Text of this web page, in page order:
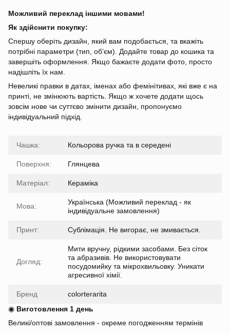
Можливий переклад іншими мовами!
Як здійснити покупку:
Спершу оберіть дизайн, який вам подобається, та вкажіть
потрібні параметри (тип, об’єм). Додайте товар до кошика та
завершіть оформлення. Якщо бажаєте додати фото, просто
надішліть їх нам.
Невеликі правки в датах, іменах або фемінітивах, які вже є на
принті, не змінюють вартість. Якщо ж хочете додати щось
зовсім нове чи суттєво змінити дизайн, пропонуємо
індивідуальний підхід.
Чашка: Кольорова ручка та в середені
Поверхня: Глянцева
Матеріал: Кераміка
Мова:
Українська (Можливий переклад - як
індивідуальне замовлення)
Принт: Сублімація. Не вигорає, не змивається.
Догляд:
Мити вручну, рідкими засобами. Без сіток
та абразивів. Не використовувати
посудомийку та мікрохвильовку. Уникати
агресивної хімії.
Бренд
colorterarita
◉ Виготовлення 1 день
Великі/оптові замовлення - окреме погодженням термінів